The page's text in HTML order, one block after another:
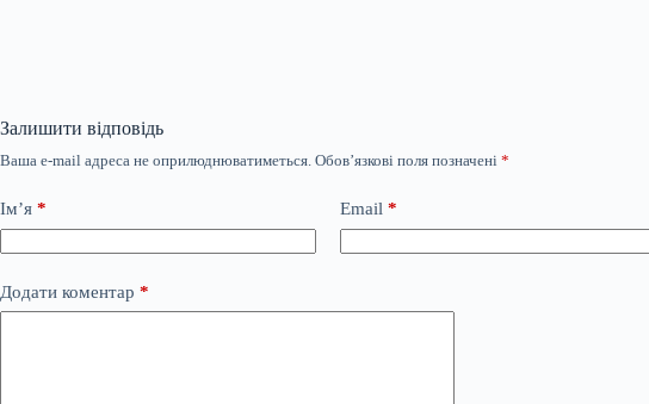
Залишити відповідь
Ваша e-mail адреса не оприлюднюватиметься. Обов’язкові поля позначені *
Ім’я * Email *
Додати коментар *